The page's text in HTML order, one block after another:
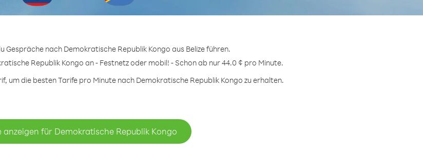
Gespräche nach Demokratische Republik Kongo aus Belize führen.
Republik Kongo an - Festnetz oder mobil! - Schon ab nur 44.0 ¢ pro Minute.
um die besten Tarife pro Minute nach Demokratische Republik Kongo zu erhalten.
anzeigen für Demokratische Republik Kongo